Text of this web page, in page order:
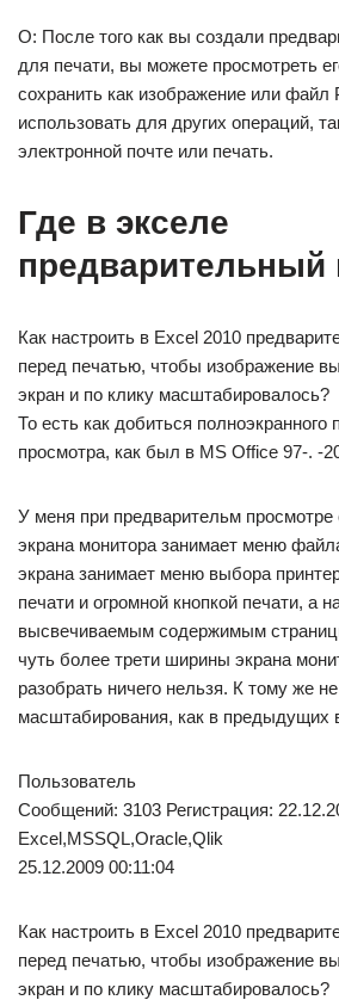
О: После того как вы создали
для печати, вы можете просмотреть
сохранить как изображение или файл
использовать для других операций,
электронной почте или печать.
Где в экселе
предварительный
Как настроить в Excel 2010
перед печатью, чтобы изображение
экран и по клику масштабировалось?
То есть как добиться полноэкранного
просмотра, как был в MS Office 97-. -
У меня при предварительм просмотре
экрана монитора занимает меню
экрана занимает меню выбора
печати и огромной кнопкой печати, а
высвечиваемым содержимым
чуть более трети ширины экрана
разобрать ничего нельзя. К тому же
масштабирования, как в предыдущих
Пользователь
Сообщений: 3103 Регистрация:
Excel,MSSQL,Oracle,Qlik
25.12.2009 00:11:04
Как настроить в Excel 2010
перед печатью, чтобы изображение
экран и по клику масштабировалось?